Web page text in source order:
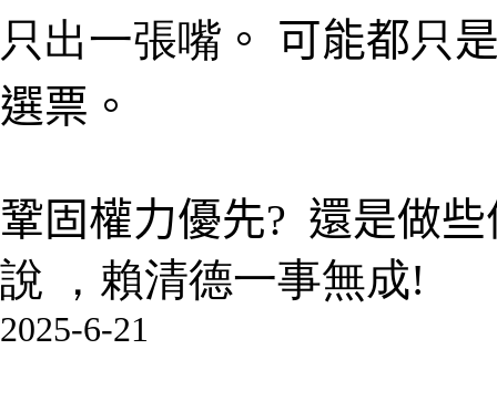
只出一張嘴 。 可能都只
選票。
鞏固權力優先? 還是做
說 ，賴清德一事無成!
2025-6-21